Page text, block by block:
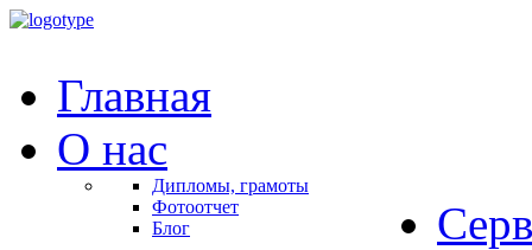
Главная
О нас
Дипломы, грамоты
Фотоотчет
Блог